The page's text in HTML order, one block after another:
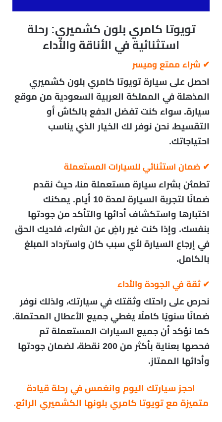
تويوتا كامري بلون كشميري: رحلة
استثنائية في الأناقة والأداء
✔ شراء ممتع وميسر
احصل على سيارة تويوتا كامري بلون كشميري
المذهلة في المملكة العربية السعودية من موقع
سيارة. سواء كنت تفضل الدفع بالكاش أو
التقسيط، نحن نوفر لك الخيار الذي يناسب
احتياجاتك.
✔ ضمان استثنائي للسيارات المستعملة
تطمئن بشراء سيارة مستعملة منا، حيث نقدم
ضمانًا لتجربة السيارة لمدة 10 أيام. يمكنك
اختبارها واستكشاف أدائها والتأكد من جودتها
بنفسك. وإذا كنت غير راضٍ عن الشراء، فلديك الحق
في إرجاع السيارة لأي سبب كان واسترداد المبلغ
بالكامل.
✔ثقة في الجودة والأداء
نحرص على راحتك وثقتك في سيارتك، ولذلك نوفر
ضمانًا سنويًا كاملًا يغطي جميع الأعطال المحتملة.
كما نؤكد أن جميع السيارات المستعملة تم
فحصها بعناية
بأكثر من 200 نقطة، لضمان جودتها
وأدائها الممتاز.
احجز سيارتك اليوم وانغمس في رحلة قيادة
متميزة مع تويوتا كامري بلونها الكشميري الرائع.